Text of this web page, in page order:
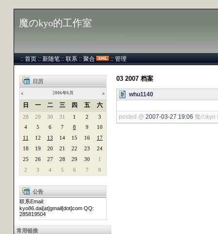
魔のkyo的工作室
:: 首页 :: 新随笔 :: 联系 :: 聚合 :: 管理
日历
< 2006年6月 >
日 一 二 三 四 五 六
28 29 30 31 1 2
3
4
5 6 7 8 9
10
11
12 13 14 15 16
17
18
19 20 21 22 23
24
25
26 27 28 29 30
1
2
3 4 5 6 7 8
公告
联系Email:
kyo86.dai[at]gmail[dot]com QQ:
285819504
常用链接
03 2007 档案
whu1140
posted @ 2007-03-27 19:06 魔のkyo